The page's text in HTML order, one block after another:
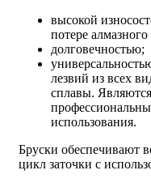
высокой
потере алмазного
долговечностью;
лезвий из всех
сплавы.
использования.
Бруски обеспечивают
цикл заточки с